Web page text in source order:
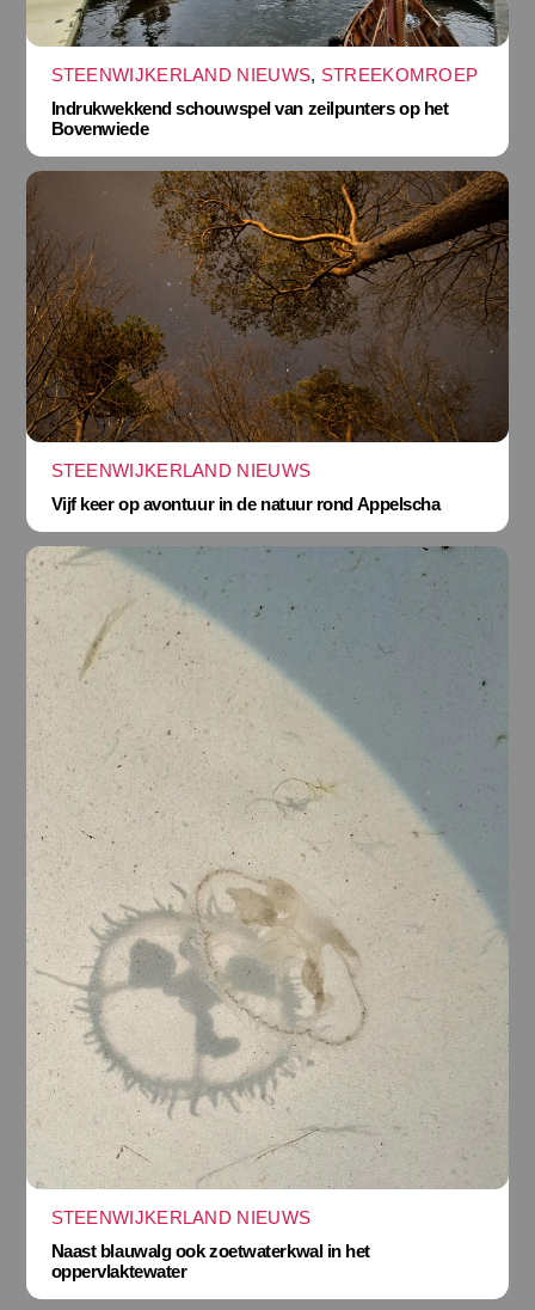
STEENWIJKERLAND NIEUWS, STREEKOMROEP
Indrukwekkend schouwspel van zeilpunters op het
Bovenwiede
STEENWIJKERLAND NIEUWS
Vijf keer op avontuur in de natuur rond Appelscha
STEENWIJKERLAND NIEUWS
Naast blauwalg ook zoetwaterkwal in het
oppervlaktewater